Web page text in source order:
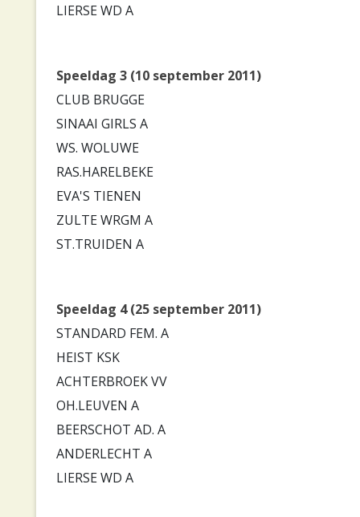
LIERSE WD A
Speeldag 3 (10 september 2011)
CLUB BRUGGE
SINAAI GIRLS A
WS. WOLUWE
RAS.HARELBEKE
EVA'S TIENEN
ZULTE WRGM A
ST.TRUIDEN A
Speeldag 4 (25 september 2011)
STANDARD FEM. A
HEIST KSK
ACHTERBROEK VV
OH.LEUVEN A
BEERSCHOT AD. A
ANDERLECHT A
LIERSE WD A